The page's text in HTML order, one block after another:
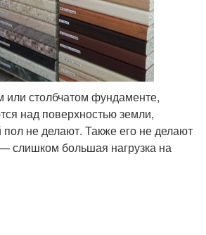
или столбчатом фундаменте,
над поверхностью земли,
не делают. Также его не делают
слишком большая нагрузка на